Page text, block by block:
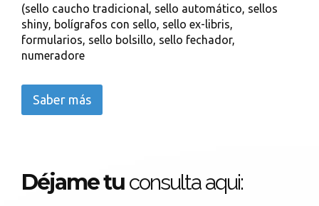
(sello caucho tradicional, sello automático, sellos
shiny, bolígrafos con sello, sello ex-libris,
formularios, sello bolsillo, sello fechador,
numeradore
Saber más
Déjame tu consulta aqui: